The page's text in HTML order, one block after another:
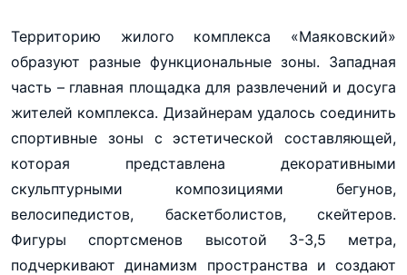
Территорию жилого комплекса «Маяковский»
образуют разные функциональные зоны. Западная
часть – главная площадка для развлечений и досуга
жителей комплекса. Дизайнерам удалось соединить
спортивные зоны с эстетической составляющей,
которая представлена декоративными
скульптурными композициями бегунов,
велосипедистов, баскетболистов, скейтеров.
Фигуры спортсменов высотой 3-3,5 метра,
подчеркивают динамизм пространства и создают